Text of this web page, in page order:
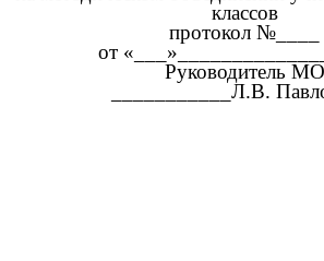
классов
протокол №____
от
Руководитель МО
___________Л.В.